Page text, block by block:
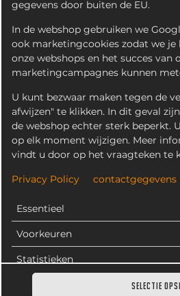
gegevens door buiten de EU.
In de webshop gebruiken we
ook marketingcookies zodat we je
onze webshops en het succes van
marketingcampagnes kunnen
U kunt bezwaar maken tegen de
afwijzen" te klikken. In dit geval
de webshop echter sterk beperkt.
op elk moment wijzigen. Meer
vindt u door op het vraagteken te
Privacy Policy contactgegevens
Essentieel
Voorkeuren
Statistieken
SELECTIE
BIG BREAD
BURGER